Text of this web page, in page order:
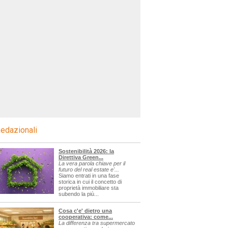
Sostenibilità 2026: la
Direttiva Green...
La vera parola chiave per il
futuro del real estate e'...
Siamo entrati in una fase
storica in cui il concetto di
proprietà immobiliare sta
subendo la più...
Cosa c'e' dietro una
cooperativa: come...
La differenza tra supermercato